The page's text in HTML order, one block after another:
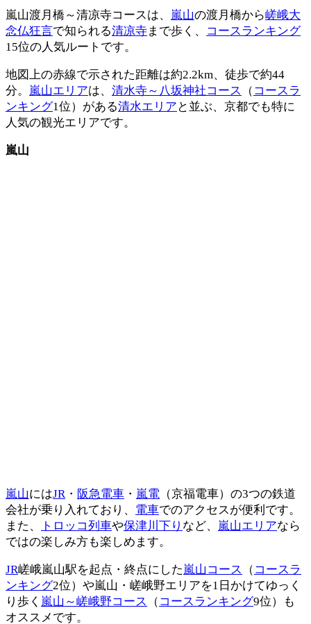
嵐山渡月橋～清凉寺コースは、 嵐山の渡月橋から嵯峨大
念仏狂言で知られる清凉寺まで歩く、
コースランキング
15位の人気ルートです。
地図上の赤線で示された距離は約2.2km、徒歩で約44
分。
嵐山エリアは、 清水寺～八坂神社コース （ コースラ
ンキング1位）がある清水エリア と並ぶ、京都でも特に
人気の観光エリアです。
嵐山
嵐山にはJR・ 阪急電車 ・ 嵐電 （京福電車）の3つの鉄道
会社が乗り入れており、 電車でのアクセスが便利です。
また、
トロッコ列車や保津川下り など、 嵐山エリアなら
ではの楽しみ方も楽しめます。
JR嵯峨嵐山駅を起点・終点にした 嵐山コース （ コースラ
ンキング2位）や嵐山・嵯峨野エリアを1日かけてゆっく
り歩く 嵐山～嵯峨野コース （ コースランキング9位）も
オススメです。